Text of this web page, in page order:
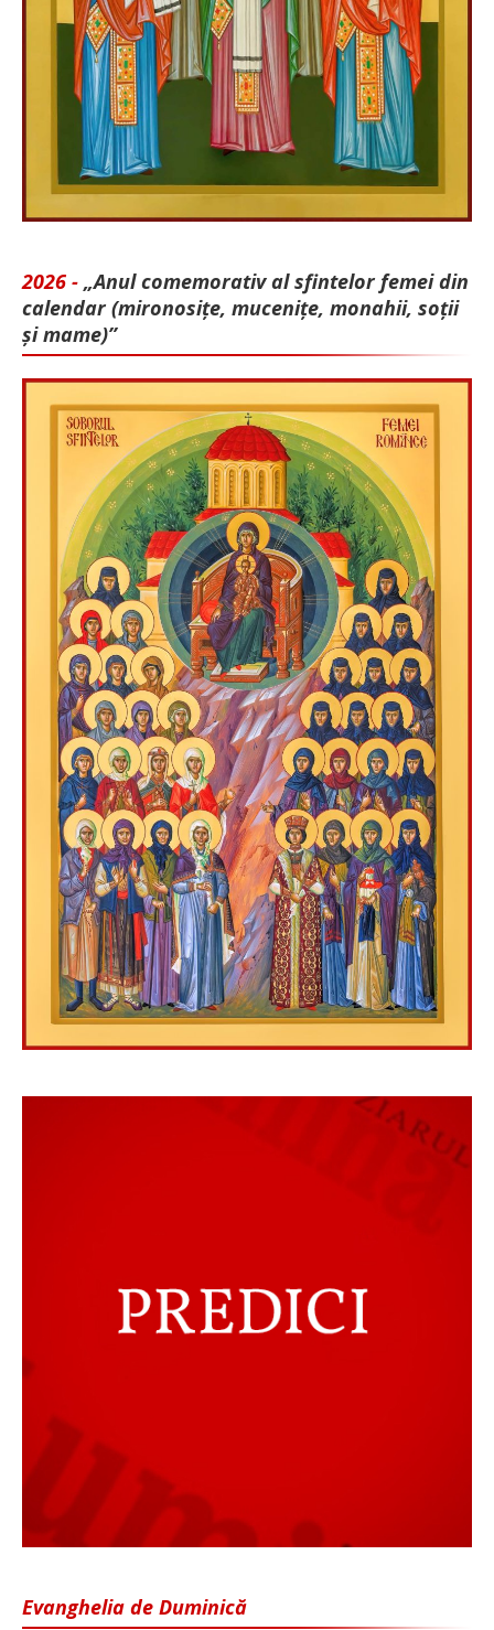
2026 - „Anul comemorativ al sfintelor femei din
calendar (mironosițe, mu­cenițe, monahii, soții
și mame)”
Evanghelia de Duminică